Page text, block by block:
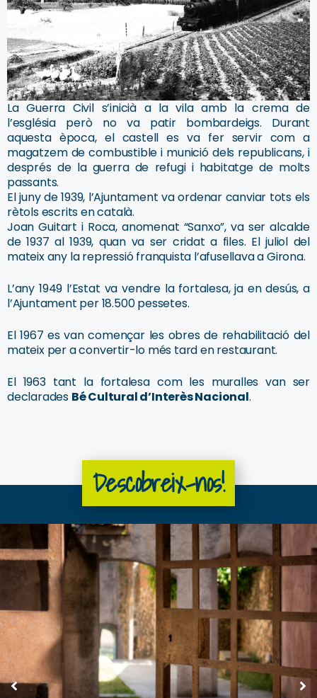
La Guerra Civil s’inicià a la vila amb la crema de
l’església però no va patir bombardeigs. Durant
aquesta època, el castell es va fer servir com a
magatzem de combustible i munició dels republicans, i
després de la guerra de refugi i habitatge de molts
passants.
El juny de 1939, l’Ajuntament va ordenar canviar tots els
rètols escrits en català.
Joan Guitart i Roca, anomenat “Sanxo”, va ser alcalde
de 1937 al 1939, quan va ser cridat a files. El juliol del
mateix any la repressió franquista l’afusellava a Girona.
L’any 1949 l’Estat va vendre la fortalesa, ja en desús, a
l’Ajuntament per 18.500 pessetes.
El 1967 es van començar les obres de rehabilitació del
mateix per a convertir-lo més tard en restaurant.
El 1963 tant la fortalesa com les muralles van ser
declarades Bé Cultural d’Interès Nacional.
Descobreix-nos!